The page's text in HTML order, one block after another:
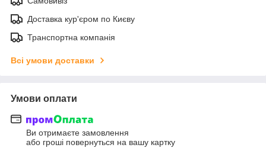
Доставка кур'єром по Києву
Транспортна компанія
Всі умови доставки
Умови оплати
Ви отримаєте замовлення
або гроші повернуться на вашу картку